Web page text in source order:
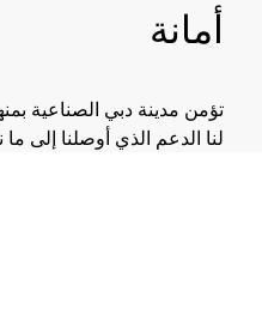
أمانة
تؤمن مدينة دبي الصناعية
لنا الدعم الذي أوصلنا إلى